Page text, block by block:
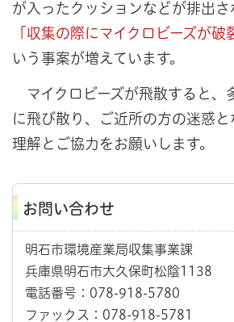
が入ったクッションなどが排出さ
「収集の際にマイクロビーズが破
いう事案が増えています。
マイクロビーズが飛散すると、
に飛び散り、ご近所の方の迷惑
理解とご協力をお願いします。
お問い合わせ
明石市環境産業局収集事業課
兵庫県明石市大久保町松陰1138
電話番号：078-918-5780
ファックス：078-918-5781